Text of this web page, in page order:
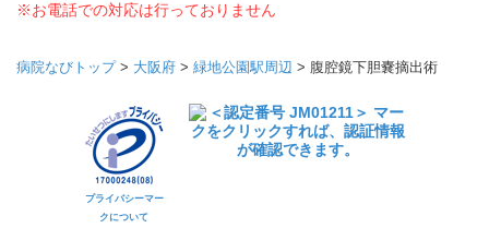
※お電話での対応は行っておりません
病院なびトップ> 大阪府 > 緑地公園駅周辺 > 腹腔鏡下胆嚢摘出術
プライバシーマー
クについて